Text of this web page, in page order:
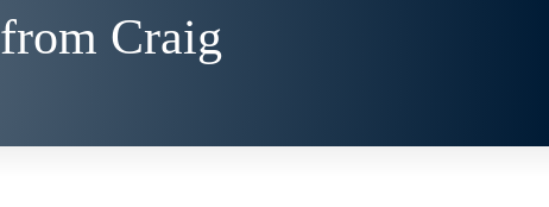
Craig